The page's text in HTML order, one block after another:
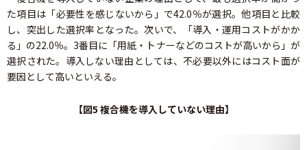
た項目は「必要性を感じないから」で42.0％が選択。他項目と比較
し、突出した選択率となった。次いで、「導入・運用コストがかか
る」の22.0％。3番目に「用紙・トナーなどのコストが高いから」が
選択された。導入しない理由としては、不必要以外にはコスト面が
要因として高いといえる。
【図5 複合機を導入していない理由】